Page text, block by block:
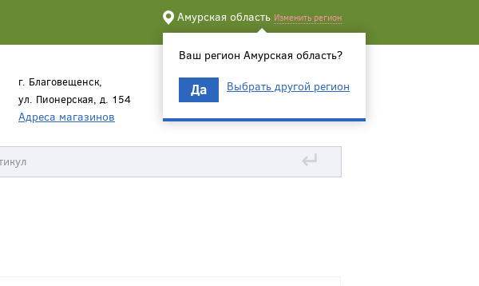
Амурская область Изменить регион
Ваш регион Амурская область?
Да Выбрать другой регион
г. Благовещенск,
ул. Пионерская, д. 154
Адреса магазинов
↵